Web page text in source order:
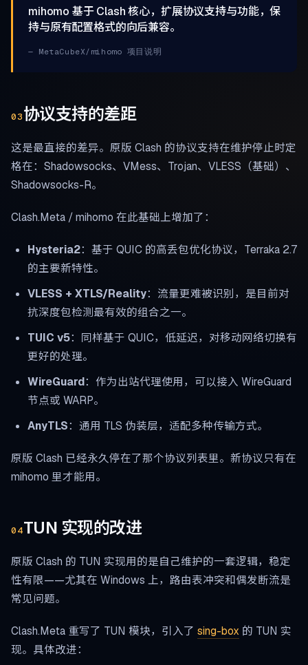
mihomo 基于 Clash 核心，扩展协议支持与功能，保
持与原有配置格式的向后兼容。
— MetaCubeX/mihomo 项目说明
03协议支持的差距
这是最直接的差异。原版 Clash 的协议支持在维护停止时定
格在：Shadowsocks、VMess、Trojan、VLESS（基础）、
Shadowsocks-R。
Clash.Meta / mihomo 在此基础上增加了：
Hysteria2：基于 QUIC 的高丢包优化协议，Terraka 2.7
的主要新特性。
VLESS + XTLS/Reality：流量更难被识别，是目前对
抗深度包检测最有效的组合之一。
TUIC v5：同样基于 QUIC，低延迟，对移动网络切换有
更好的处理。
WireGuard：作为出站代理使用，可以接入 WireGuard
节点或 WARP。
AnyTLS：通用 TLS 伪装层，适配多种传输方式。
原版 Clash 已经永久停在了那个协议列表里。新协议只有在
mihomo 里才能用。
04TUN 实现的改进
原版 Clash 的 TUN 实现用的是自己维护的一套逻辑，稳定
性有限——尤其在 Windows 上，路由表冲突和偶发断流是
常见问题。
Clash.Meta 重写了 TUN 模块，引入了 sing-box 的 TUN 实
现。具体改进：